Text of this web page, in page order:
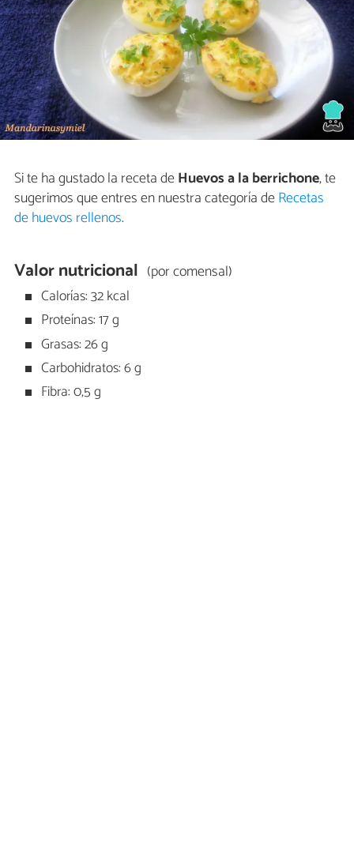
Si te ha gustado la receta deHuevos a la berrichone, te
sugerimos que entres en nuestra categoría deRecetas
de huevos rellenos.
Valor nutricional (por comensal)
Calorías: 32 kcal
Proteínas: 17 g
Grasas: 26 g
Carbohidratos: 6 g
Fibra: 0,5 g